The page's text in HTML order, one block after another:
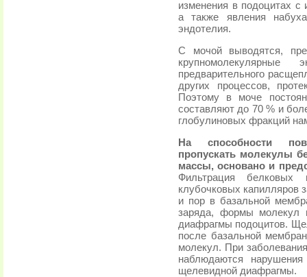
изменения в подоцитах с
а также явления
эндотелия.
С мочой выводятся,
крупномолекулярные
предварительного
других процессов,
Поэтому в моче
составляют до 70 % и
глобулиновых фракций
На способности
пропускать молекулы
массы, основано и
Фильтрация
клубочковых капилляров
и пор в базальной
заряда, формы молекул
диафрагмы подоцитов.
после базальной
молекул. При
наблюдаются
щелевидной диафрагмы.